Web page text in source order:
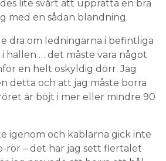
lite svårt att upprätta en bra
med en sådan blandning.
dra om ledningarna i befintliga
hallen … det måste vara något
en helt oskyldig dörr. Jag
detta och att jag måste borra
är böjt i mer eller mindre 90
igenom och kablarna gick inte
rör – det har jag sett flertalet